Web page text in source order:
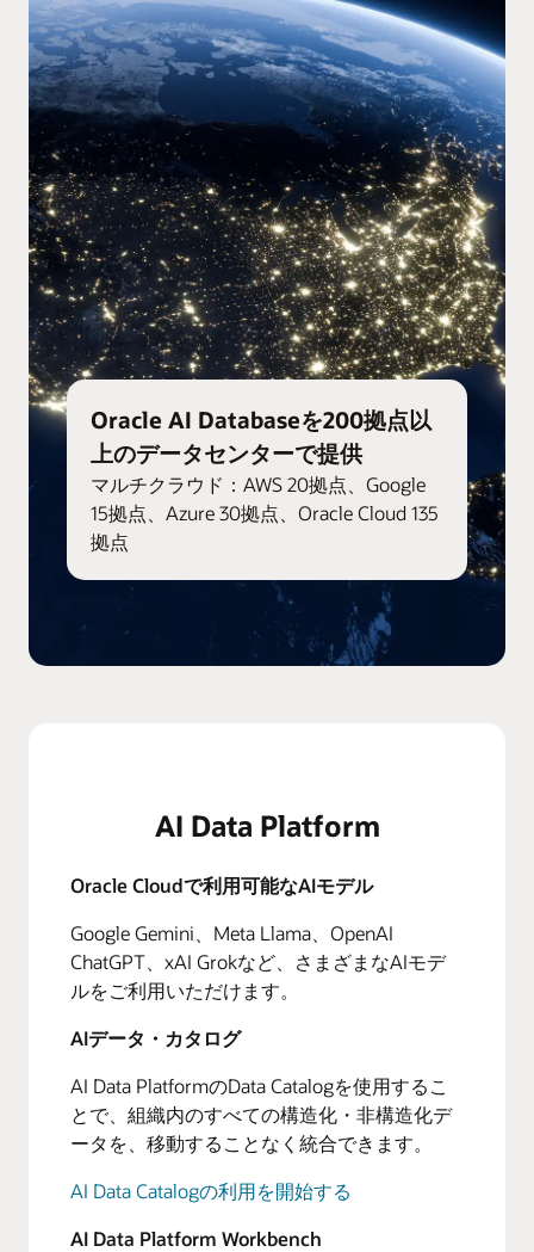
Oracle AI Databaseを200拠点以
上のデータセンターで提供
マルチクラウド：AWS 20拠点、Google
15拠点、Azure 30拠点、Oracle Cloud 135
拠点
AI Data Platform
Oracle Cloudで利用可能なAIモデル
Google Gemini、Meta Llama、OpenAI
ChatGPT、xAI Grokなど、さまざまなAIモデ
ルをご利用いただけます。
AIデータ・カタログ
AI Data PlatformのData Catalogを使用するこ
とで、組織内のすべての構造化・非構造化デ
ータを、移動することなく統合できます。
AI Data Catalogの利用を開始する
AI Data Platform Workbench